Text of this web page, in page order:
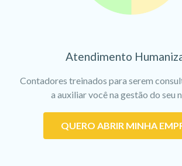
Atendimento
Contadores treinados para serem
a auxiliar você na gestão do seu
QUERO ABRIR MINHA